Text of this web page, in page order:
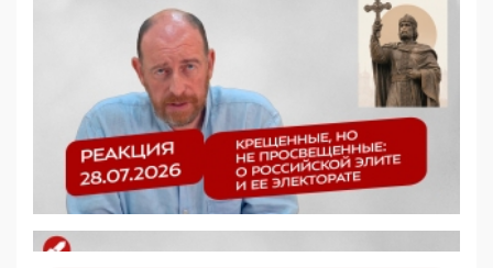
повестку в образовании
09:43, 01 Июня 2026
5G за счет здоровья граждан: Минцифры намерено
отобрать у регионов и муниципалитетов право
защищать жилые дома и социальные объекты от
05:58, 26 Мая 2026
Роскомнадзор освободили от борца с
деструктивным и опасным контентом
07:39, 25 Мая 2026